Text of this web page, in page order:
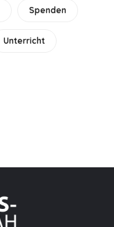
Spenden
Unterricht